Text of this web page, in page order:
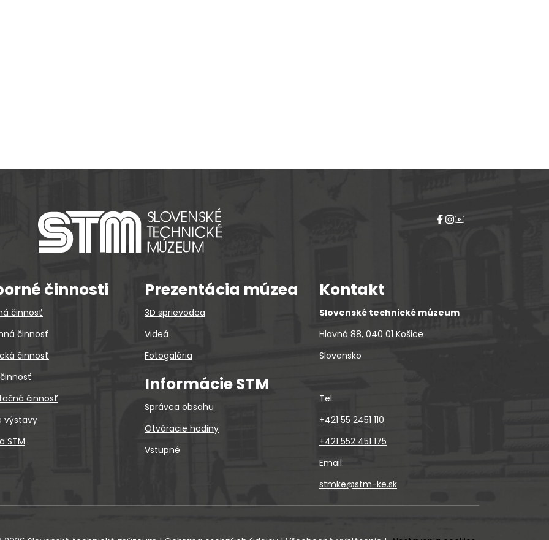
činnosti
činnosť
činnosť
činnosť
činnosť
výstavy
STM
Prezentácia múzea
3D sprievodca
Videá
Fotogaléria
Informácie STM
Správca obsahu
Otváracie hodiny
Vstupné
Kontakt
Slovenské technické múzeum
Hlavná 88, 040 01 Košice
Slovensko
Tel:
+421 55 2451 110
+421 552 451 175
Email:
stmke@stm-ke.sk